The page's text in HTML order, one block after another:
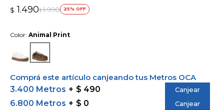
$ 1.490$ 1.990 25
Color: Animal Print
Comprá este artículo canjeando tus Metros OCA
3.400 Metros
$ 490 Canjear
6.800 Metros $ 0 Canjear